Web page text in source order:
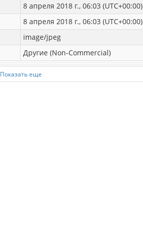
8 апреля 2018 г., 06:03 (UTC+00:00)
8 апреля 2018 г., 06:03 (UTC+00:00)
image/jpeg
Другие (Non-Commercial)
Показать еще